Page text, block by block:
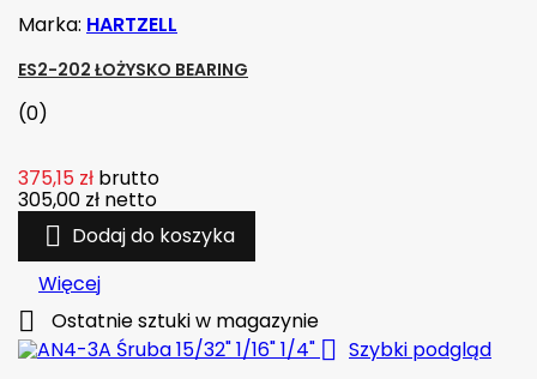
Marka: HARTZELL
ES2-202 ŁOŻYSKO BEARING
(0)
375,15 zł brutto
305,00 zł netto
 Dodaj do koszyka
Więcej
 Ostatnie sztuki w magazynie
 Szybki podgląd